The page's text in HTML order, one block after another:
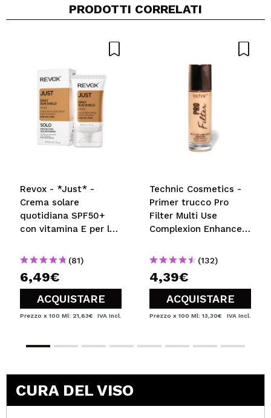
PRODOTTI CORRELATI
Revox - *Just* -
Crema solare
quotidiana SPF50+
con vitamina E per la
(81)
6,49€
ACQUISTARE
Prezzo x 100 Ml: 21,63€ IVA Incl.
Technic Cosmetics -
Primer trucco Pro
Filter Multi Use
Complexion Enhancer
(132)
4,39€
ACQUISTARE
Prezzo x 100 Ml: 13,30€ IVA Incl.
CURA DEL VISO